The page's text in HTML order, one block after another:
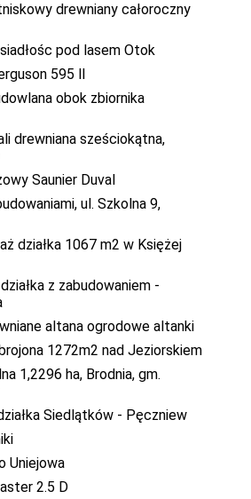
drewniany całoroczny
pod lasem Otok
595 ll
obok zbiornika
drewniana sześciokątna,
Saunier Duval
ul. Szkolna 9,
działka 1067 m2 w Księżej
z zabudowaniem -
altana ogrodowe altanki
1272m2 nad Jeziorskiem
1,2296 ha, Brodnia, gm.
Siedlątków - Pęczniew
Uniejowa
2.5 D